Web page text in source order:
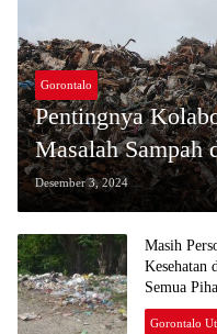
Gorontalo
Pentingnya
Masalah Sampah
Desember 3, 2024
Masih
Kesehatan
Semua
Gorontalo